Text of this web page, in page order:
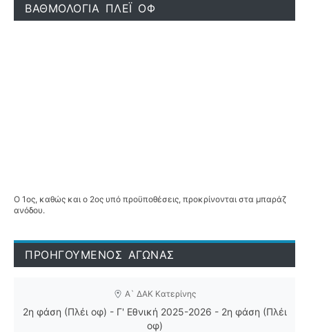
ΒΑΘΜΟΛΟΓΙΑ ΠΛΕΪ ΟΦ
Ο 1ος, καθώς και ο 2ος υπό προϋποθέσεις, προκρίνονται στα μπαράζ
ανόδου.
ΠΡΟΗΓΟΥΜΕΝΟΣ ΑΓΩΝΑΣ
Α` ΔΑΚ Κατερίνης
2η φάση (Πλέι οφ) - Γ' Εθνική 2025-2026 - 2η φάση (Πλέι
οφ)